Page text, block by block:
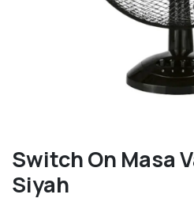
Switch On Masa
Siyah